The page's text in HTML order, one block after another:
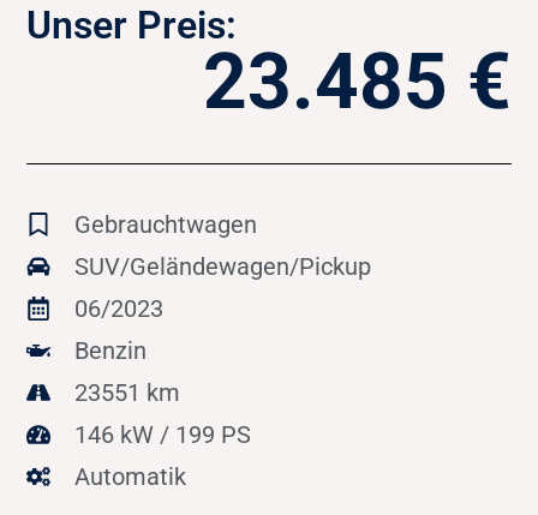
Unser Preis:
23.485 €
Gebrauchtwagen
SUV/Geländewagen/Pickup
06/2023
Benzin
23551 km
146 kW / 199 PS
Automatik